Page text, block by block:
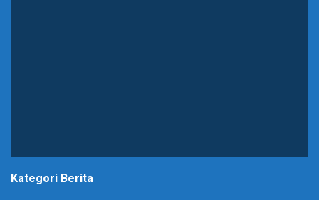
Kategori Berita